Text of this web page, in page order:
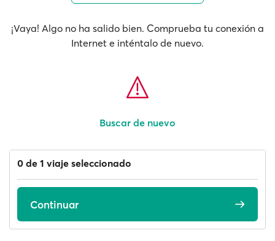
¡Vaya! Algo no ha salido bien. Comprueba tu conexión a
Internet e inténtalo de nuevo.
Buscar de nuevo
0 de 1 viaje seleccionado
Continuar